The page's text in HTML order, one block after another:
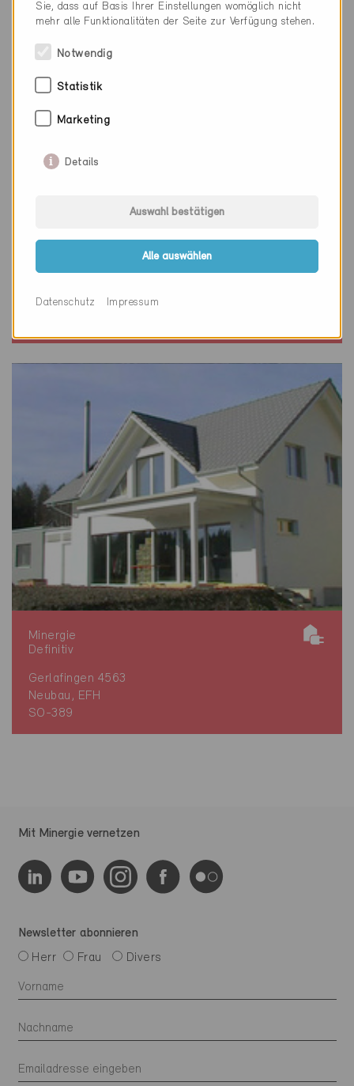
Minergie
Neubau, EFH
Minergie
Definitiv
Gerlafingen 4563
Neubau, EFH
SO-389
Mit Minergie vernetzen
Newsletter abonnieren
Herr
Frau Divers
Sie, dass auf Basis Ihrer Einstellungen womöglich nicht
mehr alle Funktionalitäten der Seite zur Verfügung stehen.
Notwendig
Statistik
Marketing
Details
Auswahl bestätigen
Alle auswählen
Datenschutz Impressum